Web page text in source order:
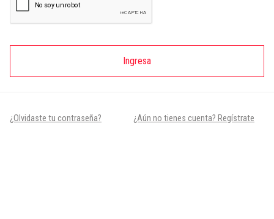
Ingresa
¿Olvidaste tu contraseña? ¿Aún no tienes cuenta? Regístrate